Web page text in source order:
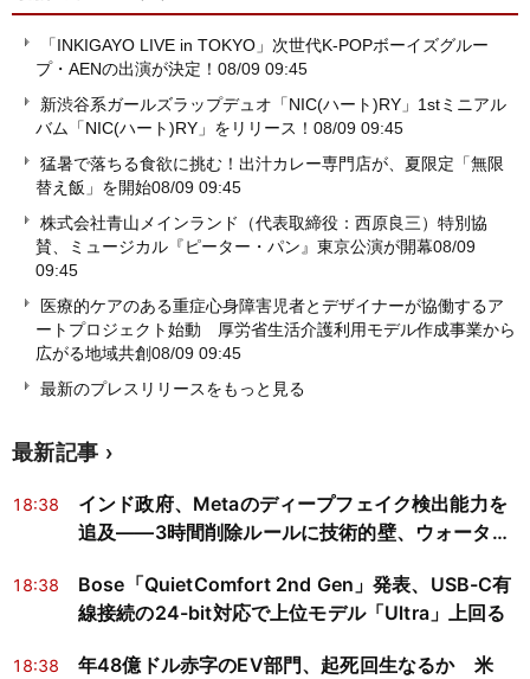
「INKIGAYO LIVE in TOKYO」次世代K-POPボーイズグルー
プ・AENの出演が決定！ 08/09 09:45
新渋谷系ガールズラップデュオ「NIC(ハート)RY」1stミニアル
バム「NIC(ハート)RY」をリリース！ 08/09 09:45
猛暑で落ちる食欲に挑む！出汁カレー専門店が、夏限定「無限
替え飯」を開始08/09 09:45
株式会社青山メインランド（代表取締役：西原良三）特別協
賛、ミュージカル『ピーター・パン』東京公演が開幕08/09
09:45
医療的ケアのある重症心身障害児者とデザイナーが協働するア
ートプロジェクト始動 厚労省生活介護利用モデル作成事業から
広がる地域共創08/09 09:45
最新のプレスリリースをもっと見る
最新記事
18:38
インド政府、Metaのディープフェイク検出能力を
追及——3時間削除ルールに技術的壁、ウォーター
18:38
Bose「QuietComfort 2nd Gen」発表、USB-C有
線接続の24-bit対応で上位モデル「Ultra」上回る
18:38
年48億ドル赤字のEV部門、起死回生なるか 米